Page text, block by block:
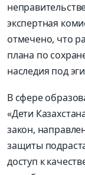
экспертная
отмечено, что
плана по
наследия под
В сфере
«Дети
закон,
защиты
доступ к